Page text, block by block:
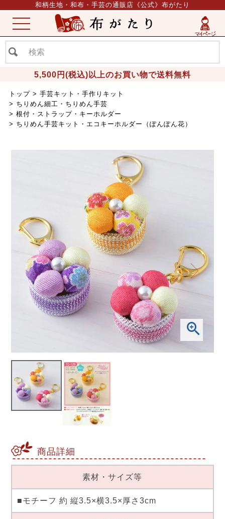
和柄生地・和布・手芸の通販店《公式》布がたり
5,500円(税込)以上のお買い物で送料無料
ME
NU
トップ
手芸キット・手作りキット
ちりめん細工・ちりめん手芸
根付・ストラップ・キーホルダー
ちりめん手芸キット・エコキーホルダー（ぽんぽん花）
商品詳細
素材・サイズ等
■モチーフ 約 縦3.5×横3.5×厚さ3cm